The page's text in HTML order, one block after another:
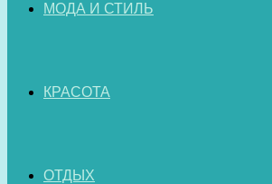
МОДА И СТИЛЬ
КРАСОТА
ОТДЫХ